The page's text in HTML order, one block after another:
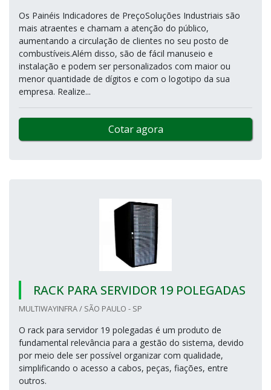
Os Painéis Indicadores de PreçoSoluções Industriais são
mais atraentes e chamam a atenção do público,
aumentando a circulação de clientes no seu posto de
combustíveis.Além disso, são de fácil manuseio e
instalação e podem ser personalizados com maior ou
menor quantidade de dígitos e com o logotipo da sua
empresa. Realize...
Cotar agora
RACK PARA SERVIDOR 19 POLEGADAS
MULTIWAYINFRA / SÃO PAULO - SP
O rack para servidor 19 polegadas é um produto de
fundamental relevância para a gestão do sistema, devido
por meio dele ser possível organizar com qualidade,
simplificando o acesso a cabos, peças, fiações, entre
outros.